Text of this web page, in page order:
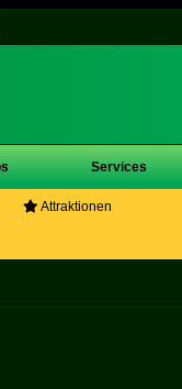
Services
Attraktionen